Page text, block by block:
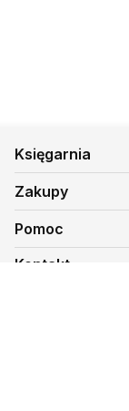
Księgarnia
Zakupy
Pomoc
Kontakt